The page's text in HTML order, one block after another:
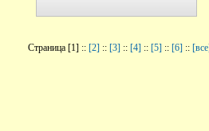
Страница [1] :: [2] :: [3] :: [4] :: [5] :: [6] ::